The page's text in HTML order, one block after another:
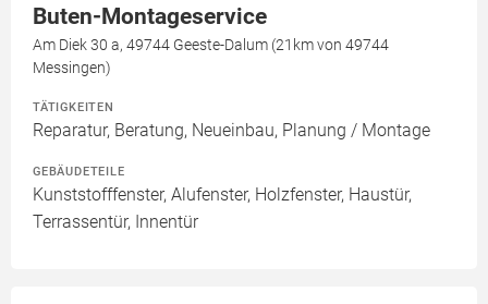
Buten-Montageservice
Am Diek 30 a, 49744 Geeste-Dalum (21km von 49744
Messingen)
TÄTIGKEITEN
Reparatur, Beratung, Neueinbau, Planung / Montage
GEBÄUDETEILE
Kunststofffenster, Alufenster, Holzfenster, Haustür,
Terrassentür, Innentür